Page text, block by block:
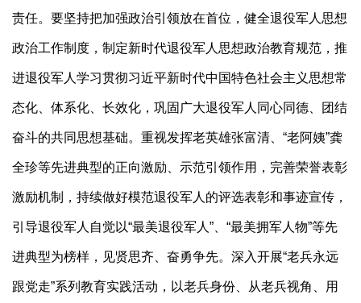
责任。要坚持把加强政治引领放在首位，健全退役军人思想
政治工作制度，制定新时代退役军人思想政治教育规范，推
进退役军人学习贯彻习近平新时代中国特色社会主义思想常
态化、体系化、长效化，巩固广大退役军人同心同德、团结
奋斗的共同思想基础。重视发挥老英雄张富清、“老阿姨”龚
全珍等先进典型的正向激励、示范引领作用，完善荣誉表彰
激励机制，持续做好模范退役军人的评选表彰和事迹宣传，
引导退役军人自觉以“最美退役军人”、“最美拥军人物”等先
进典型为榜样，见贤思齐、奋勇争先。深入开展“老兵永远
跟党走”系列教育实践活动，以老兵身份、从老兵视角、用